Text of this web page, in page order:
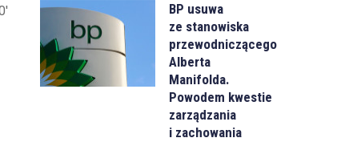
BP usuwa
ze stanowiska
przewodniczącego
Alberta
Manifolda.
Powodem kwestie
zarządzania
i zachowania